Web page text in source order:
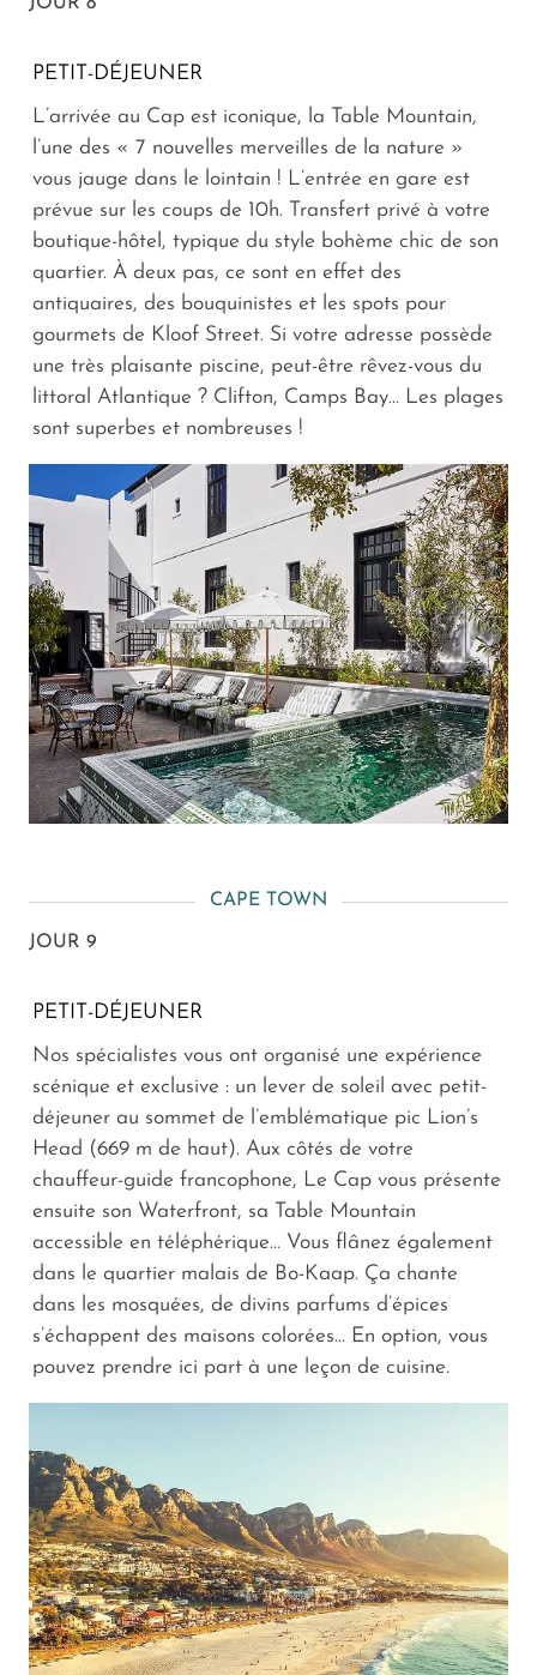
PETIT-DÉJEUNER
L’arrivée au Cap est iconique, la Table Mountain,
l’une des « 7 nouvelles merveilles de la nature »
vous jauge dans le lointain ! L’entrée en gare est
prévue sur les coups de 10h. Transfert privé à votre
boutique-hôtel, typique du style bohème chic de son
quartier. À deux pas, ce sont en effet des
antiquaires, des bouquinistes et les spots pour
gourmets de Kloof Street. Si votre adresse possède
une très plaisante piscine, peut-être rêvez-vous du
littoral Atlantique ? Clifton, Camps Bay... Les plages
sont superbes et nombreuses !
CAPE TOWN
JOUR 9
PETIT-DÉJEUNER
Nos spécialistes vous ont organisé une expérience
scénique et exclusive : un lever de soleil avec petit-
déjeuner au sommet de l’emblématique pic Lion’s
Head (669 m de haut). Aux côtés de votre
chauffeur-guide francophone, Le Cap vous présente
ensuite son Waterfront, sa Table Mountain
accessible en téléphérique... Vous flânez également
dans le quartier malais de Bo-Kaap. Ça chante
dans les mosquées, de divins parfums d’épices
s’échappent des maisons colorées… En option, vous
pouvez prendre ici part à une leçon de cuisine.